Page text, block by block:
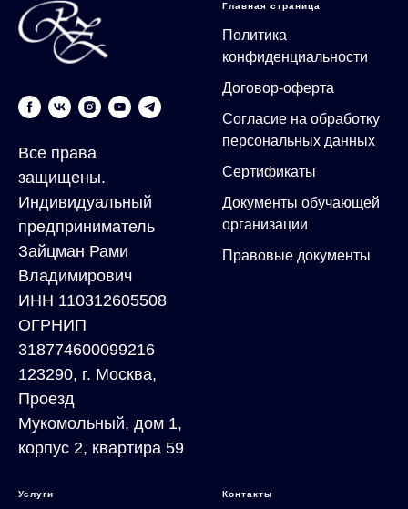
Все права
защищены.
Индивидуальный
предприниматель
Зайцман Рами
Владимирович
ИНН 110312605508
ОГРНИП
318774600099216
123290, г. Москва,
Проезд
Мукомольный, дом 1,
корпус 2, квартира 59
Главная страница
Политика
конфиденциальности
Договор-оферта
Согласие на обработку
персональных данных
Сертификаты
Документы обучающей
организации
Правовые документы
Услуги Контакты